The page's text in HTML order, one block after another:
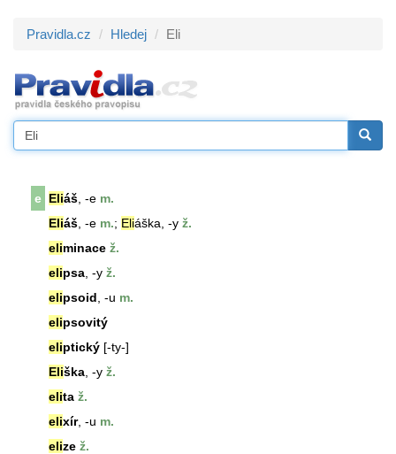
Pravidla.cz Hledej Eli
e Eliáš , -e m.
Eliáš , -e m.; Eliáška, -y ž.
eliminace ž.
elipsa , -y ž.
elipsoid , -u m.
elipsovitý
eliptický [-ty-]
Eliška , -y ž.
elita ž.
elixír, -u m.
elize ž.